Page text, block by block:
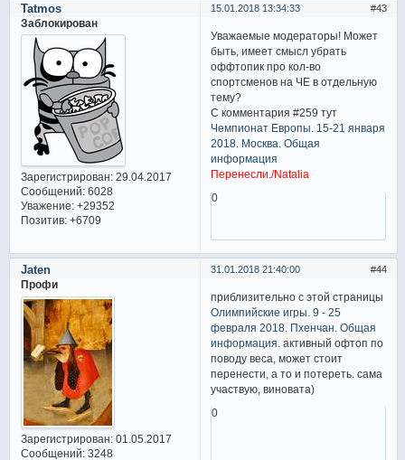
43
15.01.2018 13:34:33
Tatmos
Заблокирован
Зарегистрирован: 29.04.2017
Сообщений:6028
Уважение: +29352
Позитив: +6709
Уважаемые модераторы! Может
быть, имеет смысл убрать
оффтопик про кол-во
спортсменов на ЧЕ в отдельную
тему?
С комментария #259 тут
Чемпионат Европы. 15-21 января
2018. Москва. Общая
информация
Перенесли./Natalia
0
44
31.01.2018 21:40:00
Jaten
Профи
Зарегистрирован: 01.05.2017
Сообщений:3248
приблизительно с этой страницы
Олимпийские игры. 9 - 25
февраля 2018. Пхенчан. Общая
информация. активный офтоп по
поводу веса, может стоит
перенести, а то и потереть. сама
участвую, виновата)
0